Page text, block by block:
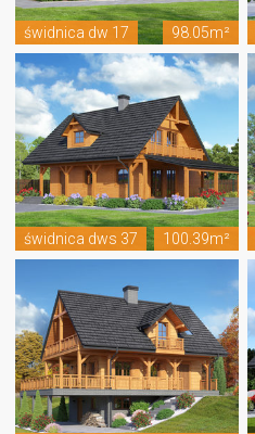
świdnica dw 17 98.05m²
świdnica dws 37 100.39m²